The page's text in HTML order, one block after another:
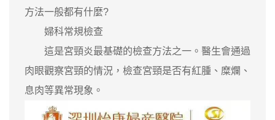
方法一般都有什麼?
婦科常規檢查
這是宮頸炎最基礎的檢查方法之一。醫生會通過
肉眼觀察宮頸的情況，檢查宮頸是否有紅腫、糜爛、
息肉等異常現象。